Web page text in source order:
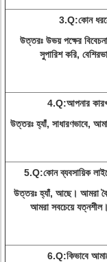
3.Q:কোন
উত্তরঃ উভয় পক্ষের
সুপারিশ করি,
4.Q:আপনার
উত্তরঃ হ্যাঁ, সাধারণভাবে,
5.Q:কোন ব্যবসায়িক
উত্তরঃ হ্যাঁ, আছে। আমরা
আমরা সবচেয়ে
6.Q:কিভাবে